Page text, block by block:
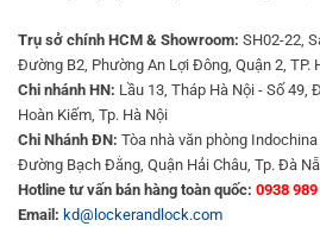
Trụ sở chính HCM & Showroom: SH02-22,
Đường B2, Phường An Lợi Đông, Quận 2, TP.
Chi nhánh HN: Lầu 13, Tháp Hà Nội - Số 49,
Hoàn Kiếm, Tp. Hà Nội
Chi Nhánh ĐN: Tòa nhà văn phòng
Đường Bạch Đằng, Quận Hải Châu, Tp. Đà
Hotline tư vấn bán hàng toàn quốc: 0938
Email: kd@lockerandlock.com